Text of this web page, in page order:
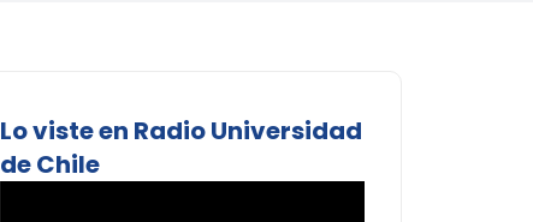
Lo viste en Radio Universidad
de Chile